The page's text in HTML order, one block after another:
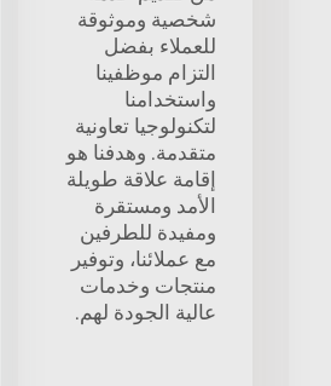
شخصية وموثوقة
للعملاء بفضل
التزام موظفينا
واستخدامنا
لتكنولوجيا تعاونية
متقدمة. وهدفنا هو
إقامة علاقة طويلة
الأمد ومستقرة
ومفيدة للطرفين
مع عملائنا، وتوفير
منتجات وخدمات
عالية الجودة لهم.